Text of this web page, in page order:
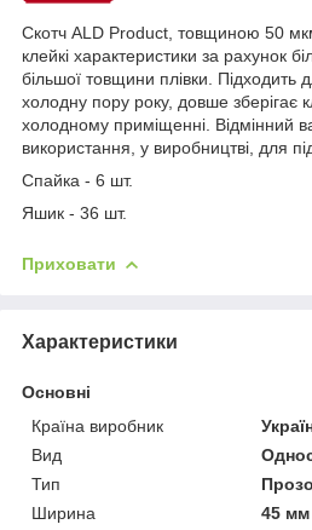
Скотч ALD Product, товщиною 50
клейкі характеристики за рахунок
більшої товщини плівки. Підходить
холодну пору року, довше зберігає
холодному приміщенні. Відмінний
використання, у виробництві, для
Спайка - 6 шт.
Яшик - 36 шт.
Приховати
Характеристики
Основні
Країна виробник
Вид
Тип
Ширина
45 мм